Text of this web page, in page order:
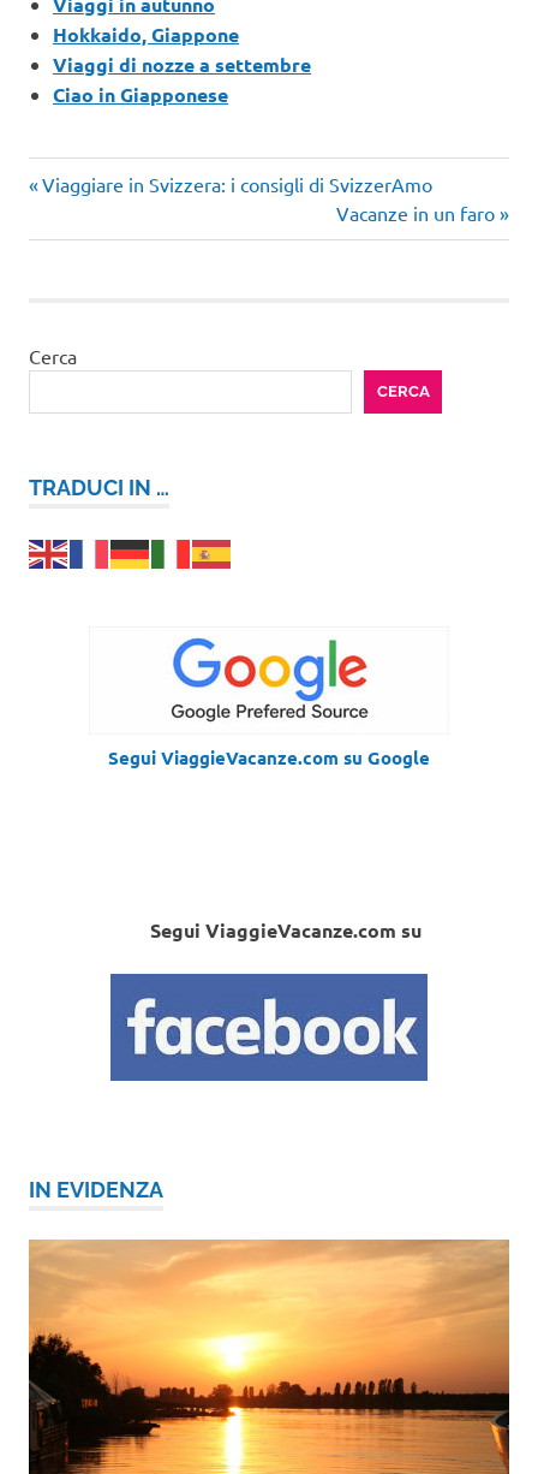
Hokkaido, Giappone
Viaggi di nozze a settembre
Ciao in Giapponese
Navigazione
articoli
Articolo
Viaggiare in Svizzera: i consigli di SvizzerAmo
Articolo
successivo:
Vacanze in un faro
Cerca
CERCA
TRADUCI IN …
Segui ViaggieVacanze.com su Google
Segui ViaggieVacanze.com su
IN EVIDENZA